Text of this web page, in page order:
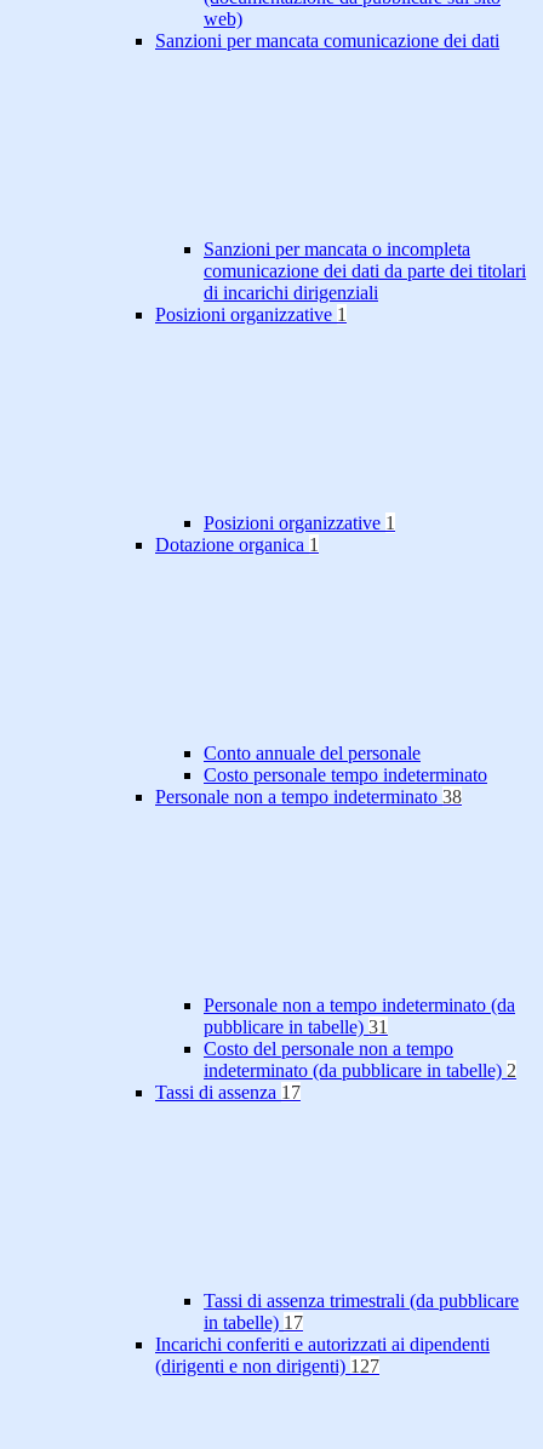
web)
Sanzioni per mancata comunicazione dei dati
Sanzioni per mancata o incompleta
comunicazione dei dati da parte dei titolari
di incarichi dirigenziali
Posizioni organizzative 1
Posizioni organizzative 1
Dotazione organica 1
Conto annuale del personale
Costo personale tempo indeterminato
Personale non a tempo indeterminato 38
Personale non a tempo indeterminato (da
pubblicare in tabelle) 31
Costo del personale non a tempo
indeterminato (da pubblicare in tabelle) 2
Tassi di assenza 17
Tassi di assenza trimestrali (da pubblicare
in tabelle) 17
Incarichi conferiti e autorizzati ai dipendenti
(dirigenti e non dirigenti) 127